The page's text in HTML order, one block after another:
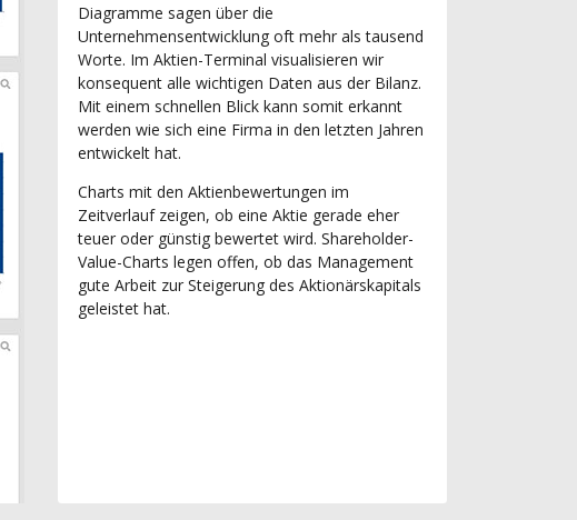
Diagramme sagen über die
Unternehmensentwicklung oft mehr als tausend
Worte. Im Aktien-Terminal visualisieren wir
konsequent alle wichtigen Daten aus der Bilanz.
Mit einem schnellen Blick kann somit erkannt
werden wie sich eine Firma in den letzten Jahren
entwickelt hat.
Charts mit den Aktienbewertungen im
Zeitverlauf zeigen, ob eine Aktie gerade eher
teuer oder günstig bewertet wird. Shareholder-
Value-Charts legen offen, ob das Management
gute Arbeit zur Steigerung des Aktionärskapitals
geleistet hat.